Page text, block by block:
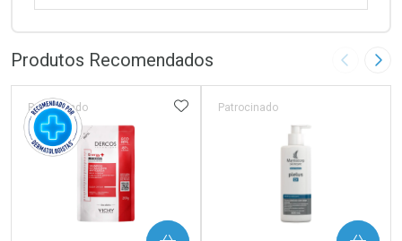
Laboratório
Ativar Desconto
Por Menos
Produtos Recomendados Imagem
Patrocinado ADICIONAR AOS FAVORITOS
Patrocinado